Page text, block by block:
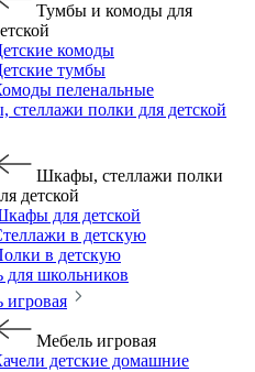
Тумбы и комоды для
комоды
тумбы
пеленальные
полки для детской
Шкафы, стеллажи полки
детской
для детской
в детскую
в детскую
для школьников
игровая
Мебель игровая
детские домашние